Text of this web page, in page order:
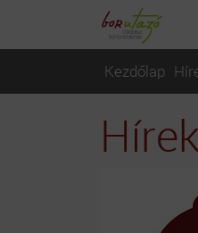
Kezdőlap